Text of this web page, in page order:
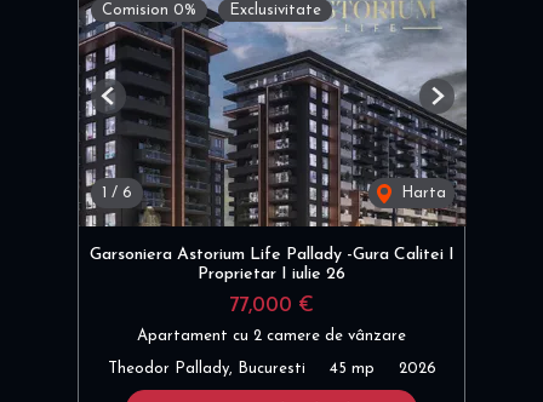
Comision 0% Exclusivitate
1 / 6 Harta
Previous Next
Garsoniera Astorium Life Pallady -Gura Calitei I
Proprietar I iulie 26
77,000 €
Apartament cu 2 camere de vânzare
Theodor Pallady, Bucuresti 45 mp 2026